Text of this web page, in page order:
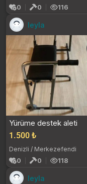
0 0 116
leyla
Yürüme destek aleti
1.500 ₺
Denizli / Merkezefendi
0 0 118
leyla